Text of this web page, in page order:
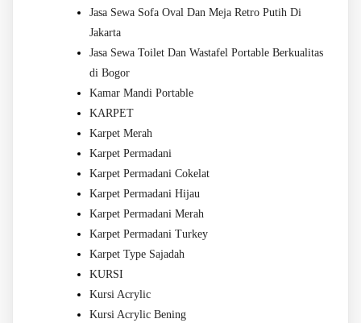
Jasa Sewa Sofa Oval Dan Meja Retro Putih Di
Jakarta
Jasa Sewa Toilet Dan Wastafel Portable Berkualitas
di Bogor
Kamar Mandi Portable
KARPET
Karpet Merah
Karpet Permadani
Karpet Permadani Cokelat
Karpet Permadani Hijau
Karpet Permadani Merah
Karpet Permadani Turkey
Karpet Type Sajadah
KURSI
Kursi Acrylic
Kursi Acrylic Bening